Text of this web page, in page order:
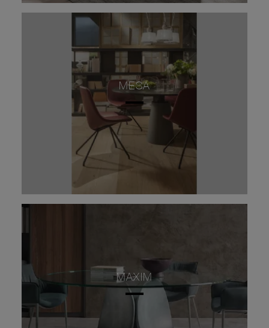
MESA
MAXIM